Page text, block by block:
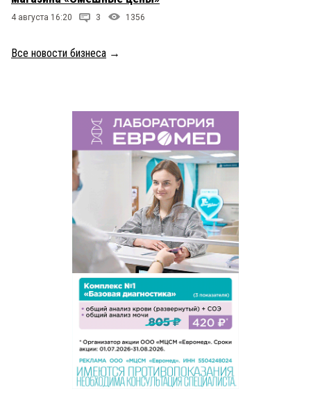
4 августа 16:20 3 1356
Все новости бизнеса →